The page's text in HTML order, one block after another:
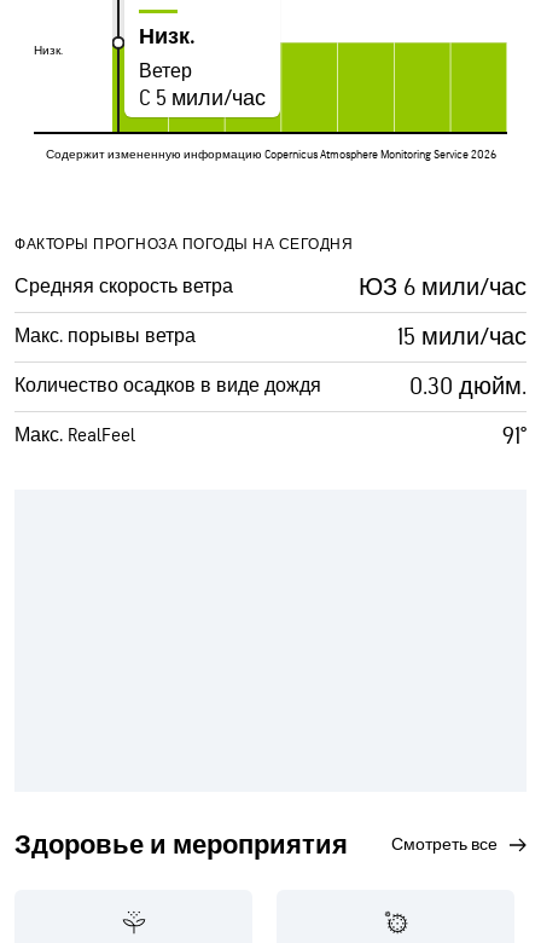
Низк.
Низк.
Низк.
Ветер
C 5 мили/час
Содержит измененную информацию Copernicus Atmosphere Monitoring Service 2026
ФАКТОРЫ ПРОГНОЗА ПОГОДЫ НА СЕГОДНЯ
Средняя скорость ветра ЮЗ 6 мили/час
Макс. порывы ветра 15 мили/час
Количество осадков в виде дождя 0.30 дюйм.
Макс. RealFeel 91°
Здоровье и мероприятия смотреть все